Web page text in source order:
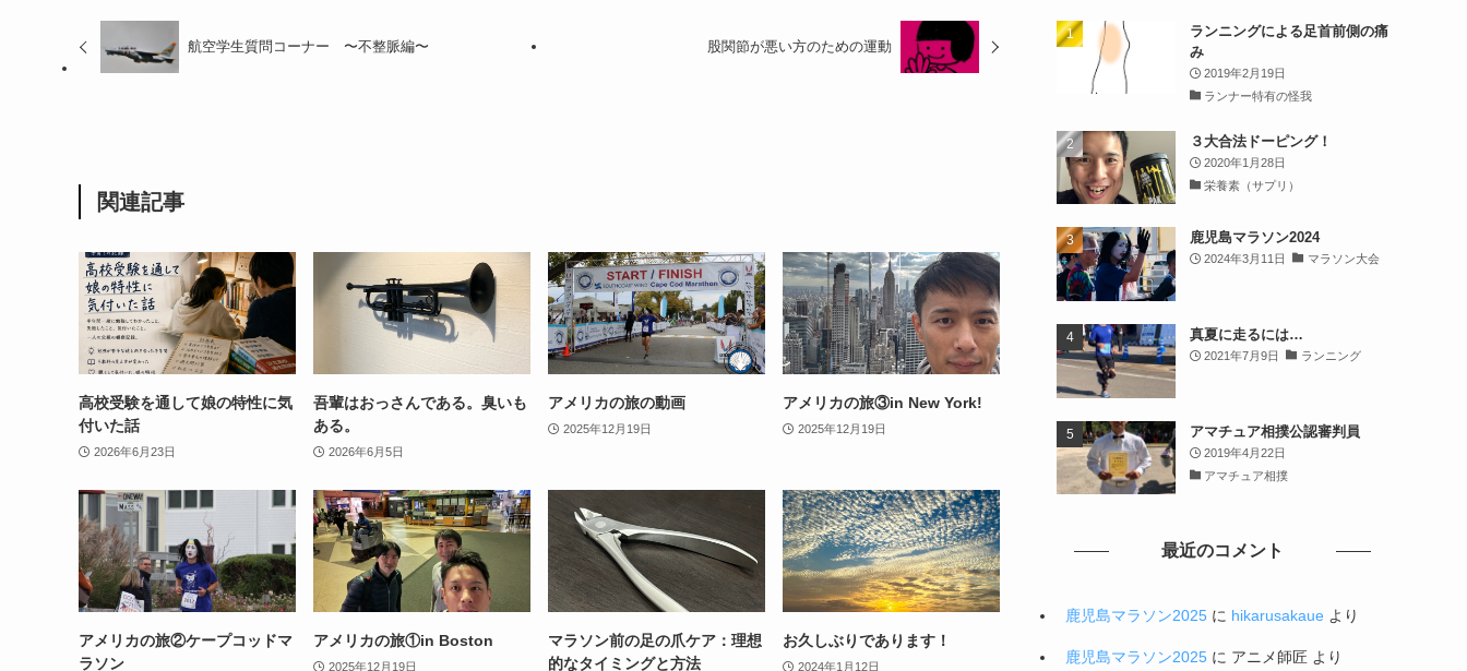
航空学生質問コーナー 〜不整脈編〜 股関節が悪い方のための運動
関連記事
高校受験を通して娘の特性に気
付いた話
2026年6月23日
吾輩はおっさんである。臭いも
ある。
2026年6月5日
アメリカの旅の動画
2025年12月19日
アメリカの旅③in New York!
2025年12月19日
アメリカの旅②ケープコッドマ
ラソン
アメリカの旅①in Boston
2025年12月19日
マラソン前の足の爪ケア：理想
的なタイミングと方法
お久しぶりであります！
2024年1月12日
ランニングによる足首前側の痛
み
2019年2月19日
ランナー特有の怪我
３大合法ドーピング！
2020年1月28日
栄養素（サプリ）
鹿児島マラソン2024
2024年3月11日 マラソン大会
真夏に走るには…
2021年7月9日 ランニング
アマチュア相撲公認審判員
2019年4月22日
アマチュア相撲
最近のコメント
鹿児島マラソン2025 に hikarusakaue より
鹿児島マラソン2025 に アニメ師匠 より